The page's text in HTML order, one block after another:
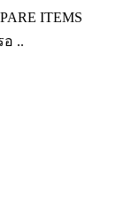
ITEMS
..